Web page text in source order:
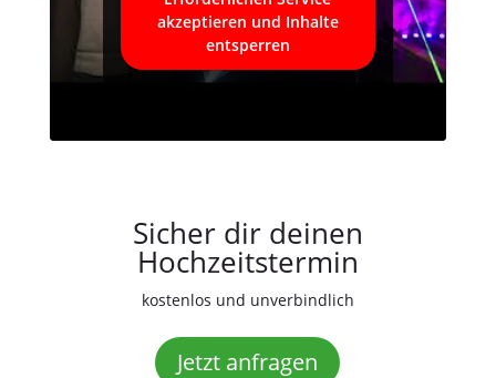
akzeptieren und Inhalte
entsperren
Sicher dir deinen
Hochzeitstermin
kostenlos und unverbindlich
Jetzt anfragen